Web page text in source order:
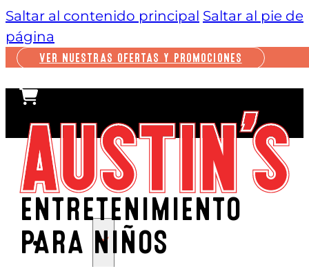
Saltar al contenido principal Saltar al pie de
página
VER NUESTRAS OFERTAS Y PROMOCIONES
JUGAR
ENTRETENIMIENTO
PARA NIÑOS